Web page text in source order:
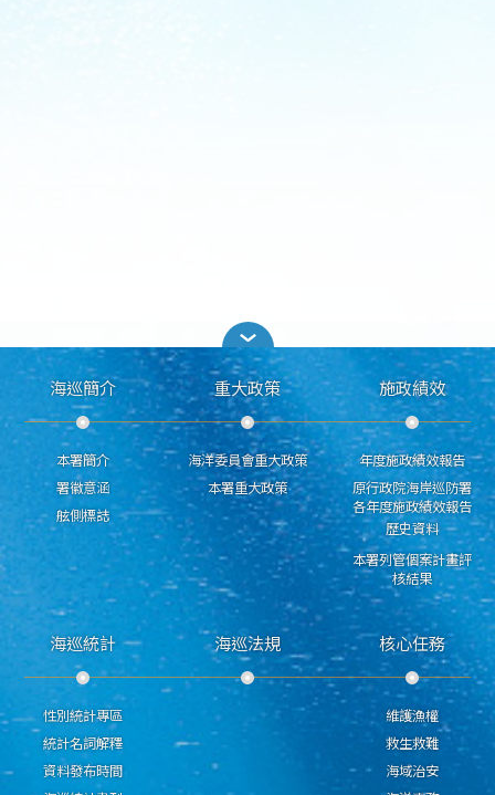
海巡簡介
本署簡介
署徽意涵
舷側標誌
重大政策
海洋委員會重大政策
本署重大政策
施政績效
年度施政績效報告
原行政院海岸巡防署
各年度施政績效報告
歷史資料
本署列管個案計畫評
核結果
海巡統計
性別統計專區
統計名詞解釋
資料發布時間
海巡法規 核心任務
維護漁權
救生救難
海域治安